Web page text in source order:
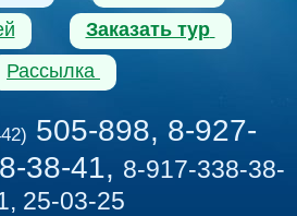
Заказать тур
Рассылка
505-898, 8-927-
38-41, 8-917-338-38-
25-03-25